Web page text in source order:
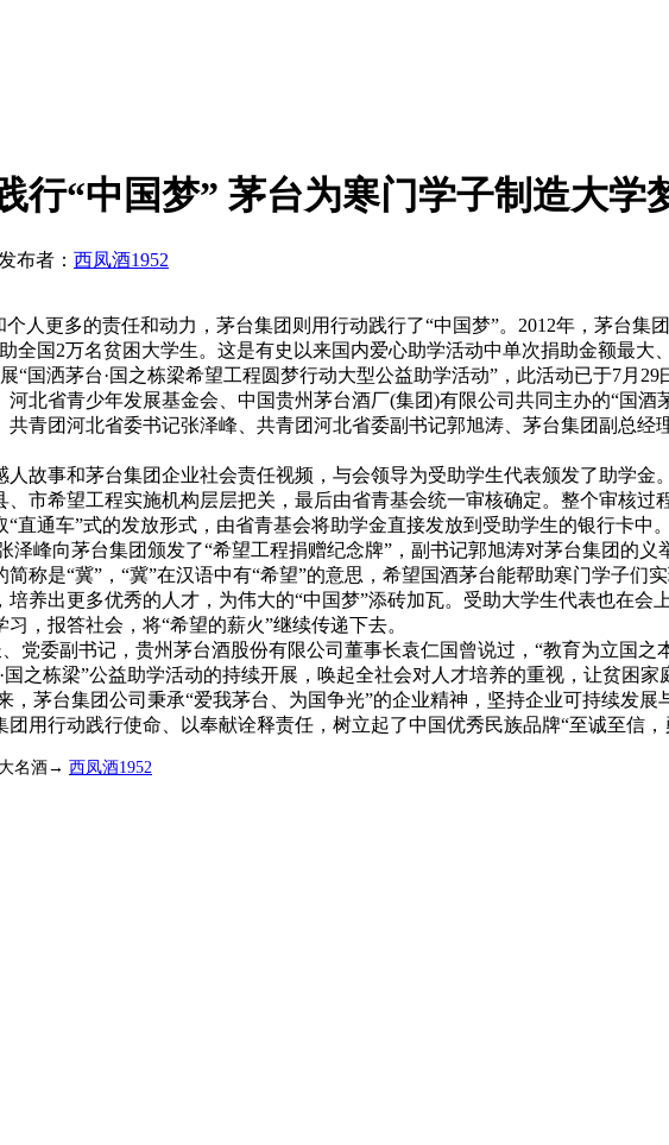
行“中国梦” 茅台为寒门学子制造大学
布者： 西凤酒1952
个人更多的责任和动力，茅台集团则用行动践行了“中国梦”。2012年，茅台
全国2万名贫困大学生。这是有史以来国内爱心助学活动中单次捐助金额最
“国洒茅台·国之栋梁希望工程圆梦行动大型公益助学活动”，此活动已于7月29
北省青少年发展基金会、中国贵州茅台酒厂(集团)有限公司共同主办的“国
青团河北省委书记张泽峰、共青团河北省委副书记郭旭涛、茅台集团副总
故事和茅台集团企业社会责任视频，与会领导为受助学生代表颁发了助学金
市希望工程实施机构层层把关，最后由省青基会统一审核确定。整个审核
直通车”式的发放形式，由省青基会将助学金直接发放到受助学生的银行卡
泽峰向茅台集团颁发了“希望工程捐赠纪念牌”，副书记郭旭涛对茅台集团的
称是“冀”，“冀”在汉语中有“希望”的意思，希望国酒茅台能帮助寒门学子们
养出更多优秀的人才，为伟大的“中国梦”添砖加瓦。受助大学生代表也在会
，报答社会，将“希望的薪火”继续传递下去。
党委副书记，贵州茅台酒股份有限公司董事长袁仁国曾说过，“教育为立国
之栋梁”公益助学活动的持续开展，唤起全社会对人才培养的重视，让贫困
，茅台集团公司秉承“爱我茅台、为国争光”的企业精神，坚持企业可持续发
用行动践行使命、以奉献诠释责任，树立起了中国优秀民族品牌“至诚至信，
名酒→ 西凤酒1952